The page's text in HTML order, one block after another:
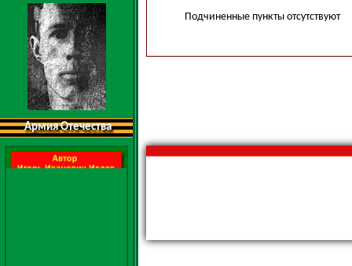
Армия Отечества
Подчиненные пункты отсутствуют